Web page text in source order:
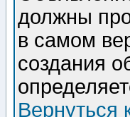
должны
в самом
создания
Вернуться